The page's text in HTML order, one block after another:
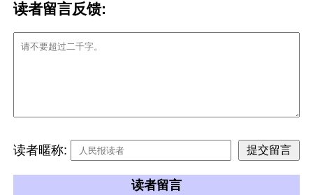
读者留言反馈:
读者暱称:
读者留言